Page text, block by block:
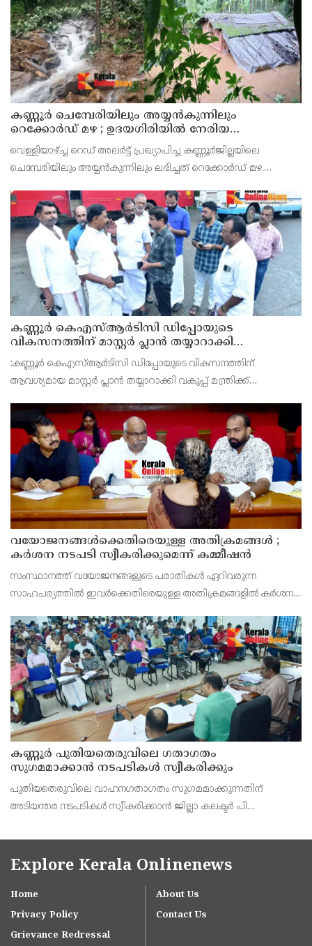
കണ്ണൂർ ചെമ്പേരിയിലും അയ്യൻകുന്നിലും
റെക്കോർഡ് മഴ ; ഉദയഗിരിയിൽ നേരിയ
ഉരുൾപൊട്ടൽ; 13 പേരെ ക്യാമ്പിലേക്ക് മാറ്റി
വെള്ളിയാഴ്ച്ച റെഡ് അലർട്ട് പ്രഖ്യാപിച്ച കണ്ണൂർജില്ലയിലെ
ചെമ്പേരിയിലും അയ്യൻകുന്നിലും ലഭിച്ചത് റെക്കോർഡ് മഴ.
മില്ലിമീറ്റർ മഴ ആ സമയം സംസ്ഥാനത്ത
കണ്ണൂർ കെഎസ്ആർടിസി ഡിപ്പോയുടെ
വികസനത്തിന് മാസ്റ്റർ പ്ലാൻ തയ്യാറാക്കി
സമർപ്പിക്കും : ടി ഒ മോഹനൻ എം എൽ എ
:കണ്ണൂർ കെഎസ്ആർടിസി ഡിപ്പോയുടെ വികസനത്തിന്
ആവശ്യമായ മാസ്റ്റർ പ്ലാൻ തയ്യാറാക്കി വകുപ്പ് മന്ത്രിക്ക്
ഡിപ്പോയ്ക്ക് നാല് ഏക്കറിൽ അധികം വരുന്ന സ്ഥലമുണ്ട്
വയോജനങ്ങൾക്കെതിരെയുള്ള അതിക്രമങ്ങൾ ;
കർശന നടപടി സ്വീകരിക്കുമെന്ന് കമ്മീഷൻ
സംസ്ഥാനത്ത് വയോജനങ്ങളുടെ പരാതികൾ ഏറിവരുന്ന
സാഹചര്യത്തിൽ ഇവർക്കെതിരെയുള്ള അതിക്രമങ്ങളിൽ കർശന
കെ. സോമപ്രസാദ്.
കണ്ണൂർ പുതിയതെരുവിലെ ഗതാഗതം
സുഗമമാക്കാന്‍ നടപടികള്‍ സ്വീകരിക്കും
പുതിയതെരുവിലെ വാഹനഗതാഗതം സുഗമമാക്കുന്നതിന്
അടിയന്തര നടപടികള്‍ സ്വീകരിക്കാന്‍ ജില്ലാ കലക്ടര്‍ പി
Explore Kerala Onlinenews
Home
About Us
Privacy Policy
Contact Us
Grievance Redressal